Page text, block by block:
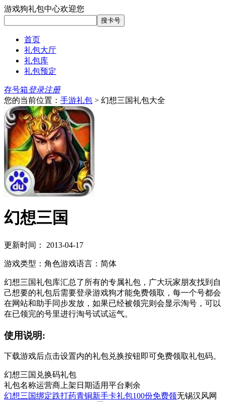
游戏狗礼包中心欢迎您
首页
礼包大厅
礼包库
礼包预定
存号箱登录注册
您的当前位置： 手游礼包 > 幻想三国礼包大全
幻想三国
更新时间： 2013-04-17
游戏类型：角色游戏语言：简体
幻想三国礼包库汇总了所有的专属礼包，广大玩家朋友找到自
己想要的礼包后需要登录游戏狗才能免费领取，每一个号都会
在网站和助手同步发放，如果已经被领完则会显示淘号，可以
在已领完的号里进行淘号试试运气。
使用说明:
下载游戏后点击设置内的礼包兑换按钮即可免费领取礼包码。
幻想三国兑换码礼包
礼包名称运营商 上架日期适用平台剩余
幻想三国绑定跌打药青铜新手卡礼包100份免费领无锡汉风网